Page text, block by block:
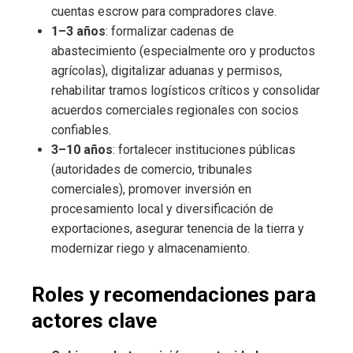
cuentas escrow para compradores clave.
1–3 años: formalizar cadenas de
abastecimiento (especialmente oro y productos
agrícolas), digitalizar aduanas y permisos,
rehabilitar tramos logísticos críticos y consolidar
acuerdos comerciales regionales con socios
confiables.
3–10 años: fortalecer instituciones públicas
(autoridades de comercio, tribunales
comerciales), promover inversión en
procesamiento local y diversificación de
exportaciones, asegurar tenencia de la tierra y
modernizar riego y almacenamiento.
Roles y recomendaciones para
actores clave